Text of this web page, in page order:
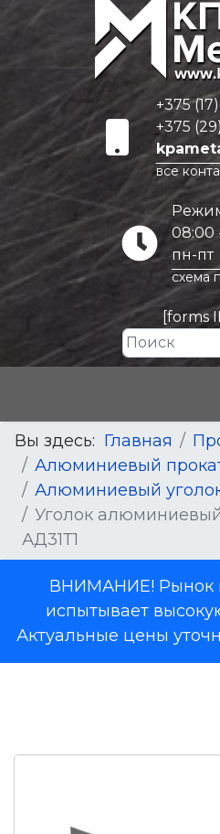
+375
+375 (29)
все
08:00
пн-пт
схема
[forms
Вы здесь: Главная
Алюминиевый
Алюминиевый
Уголок
АД31Т1
ВНИМАНИЕ! Рынок
испытывает
Актуальные цены